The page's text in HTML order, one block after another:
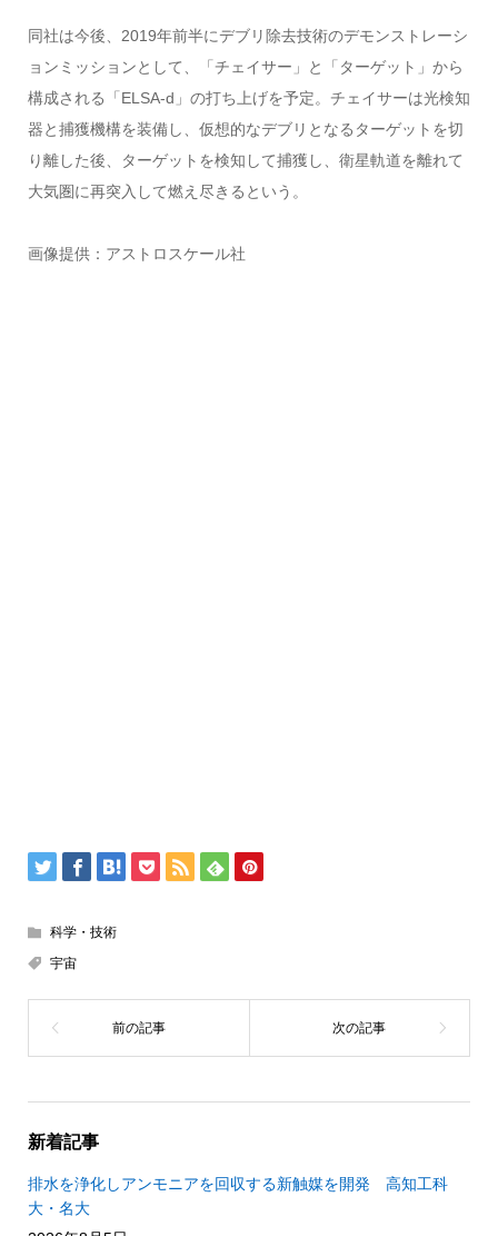
同社は今後、2019年前半にデブリ除去技術のデモンストレーシ
ョンミッションとして、「チェイサー」と「ターゲット」から
構成される「ELSA-d」の打ち上げを予定。チェイサーは光検知
器と捕獲機構を装備し、仮想的なデブリとなるターゲットを切
り離した後、ターゲットを検知して捕獲し、衛星軌道を離れて
大気圏に再突入して燃え尽きるという。
画像提供：アストロスケール社
科学・技術
宇宙
新着記事
排水を浄化しアンモニアを回収する新触媒を開発 高知工科
大・名大